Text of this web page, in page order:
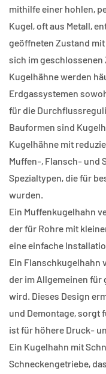
mithilfe einer hohlen,
Kugel, oft aus Metall,
geöffneten Zustand
sich im geschlossenen
Kugelhähne werden
Erdgassystemen
für die
Bauformen sind
Kugelhähne mit
Muffen-, Flansch- und
Spezialtypen, die für
wurden.
Ein Muffenkugelhahn
der für Rohre mit
eine einfache
Ein Flanschkugelhahn
der im Allgemeinen
wird. Dieses Design
und Demontage, sorgt
ist für höhere Druck-
Ein Kugelhahn mit
Schneckengetriebe,